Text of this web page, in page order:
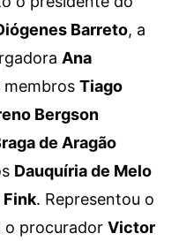
Barreto, a
Ana
membros Tiago
Bergson
de Aragão
Dauquíria de Melo
Fink. Representou o
o procurador Victor